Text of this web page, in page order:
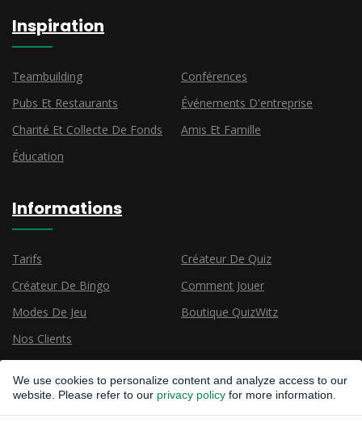
Inspiration
Teambuilding
Conférences
Pubs Et Restaurants
Événements D'entreprise
Charité Et Collecte De Fonds
Amis Et Famille
Éducation
Informations
Tarifs
Créateur De Quiz
Créateur De Bingo
Comment Jouer
Modes De Jeu
Boutique QuizWitz
Nos Clients
We use cookies to personalize content and analyze access to our
website. Please refer to our privacy policy for more information.